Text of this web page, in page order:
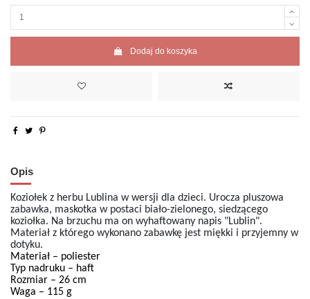
Dodaj do koszyka
Opis
Koziołek z herbu Lublina w wersji dla dzieci. Urocza pluszowa
zabawka, maskotka w postaci biało-zielonego, siedzącego
koziołka. Na brzuchu ma on wyhaftowany napis "Lublin".
Materiał z którego wykonano zabawkę jest miękki i przyjemny w
dotyku.
Materiał – poliester
Typ nadruku – haft
Rozmiar – 26 cm
Waga – 115 g